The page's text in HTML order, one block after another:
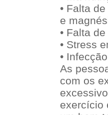
• Falta
e
• Falta
• Stress
•
As
com os
exercício